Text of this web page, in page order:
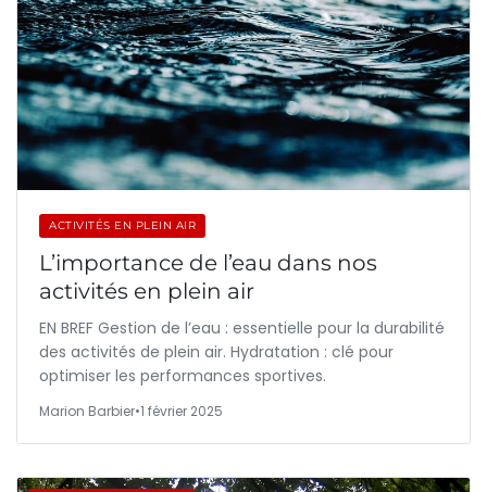
ACTIVITÉS EN PLEIN AIR
L’importance de l’eau dans nos
activités en plein air
EN BREF Gestion de l’eau : essentielle pour la durabilité
des activités de plein air. Hydratation : clé pour
optimiser les performances sportives.
Marion Barbier•1 février 2025